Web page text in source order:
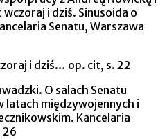
i dziś. Sinusoida o
Senatu, Warszawa
i dziś… op. cit, s. 22
O salach Senatu
latach międzywojennych i
Kancelaria
26